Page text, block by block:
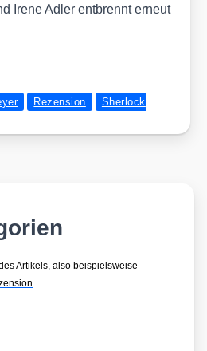
Ire­ne Adler ent­brennt er­neut
Rezension
Sherlock
Artikels, also beispielsweise